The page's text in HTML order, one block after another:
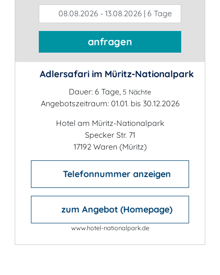
08.08.2026 - 13.08.2026 | 6 Tage
anfragen
Adlersafari im Müritz-Nationalpark
Dauer: 6 Tage, 5 Nächte
Angebotszeitraum: 01.01. bis 30.12.2026
Hotel am Müritz-Nationalpark
Specker Str. 71
17192 Waren (Müritz)
Telefonnummer anzeigen
zum Angebot (Homepage)
www.hotel-nationalpark.de